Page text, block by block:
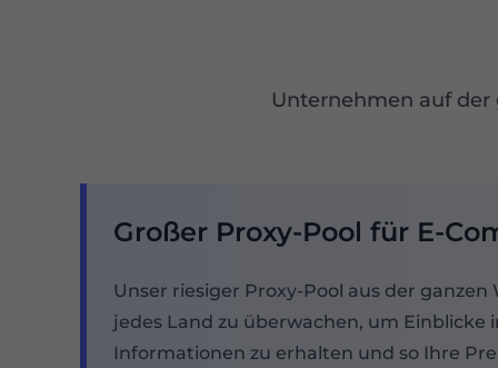
Unternehmen auf
Großer Proxy-Pool für E-
Unser riesiger Proxy-Pool aus der
jedes Land zu überwachen, um Einblicke
Informationen zu erhalten und so Ihre